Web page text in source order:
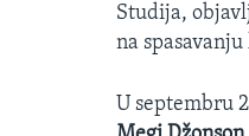
Studija,
na
U septembru